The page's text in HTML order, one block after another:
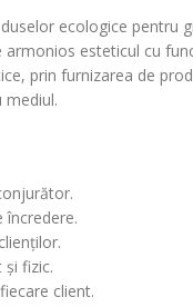
ecologice pentru
esteticul cu
prin furnizarea de
mediul.
fizic.
client.